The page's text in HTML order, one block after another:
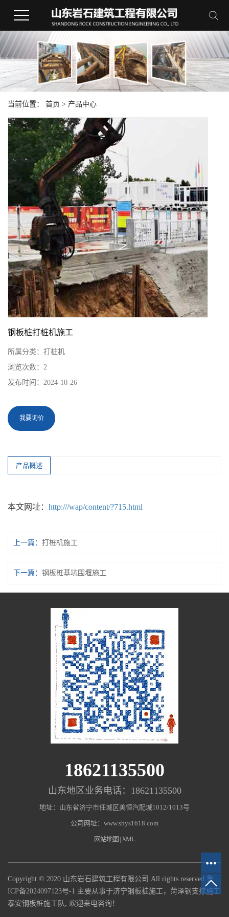
当前位置： 首页 > 产品中心
钢板桩打桩机施工
所属分类： 打桩机
浏览次数： 2
发布时间： 2024-10-26
我要询价
产品概述
本文网址： http:///wap/content/?715.html
上一篇： 打桩机施工
下一篇： 钢板桩基坑围堰施工
18621135500
山东地区业务电话：18621135500
地址：山东省济宁市任城区美恒汽配城1012/1013号
公司网址：www.shys1618.com
网站地图 | XML
Copyright © 2020 山东岩石建筑工程有限公司 All rights reserved 鲁
ICP备2024097123号-1 主要从事于济宁钢板桩施工，菏泽钢支撑施工
泰安钢板桩施工队, 欢迎来电咨询！